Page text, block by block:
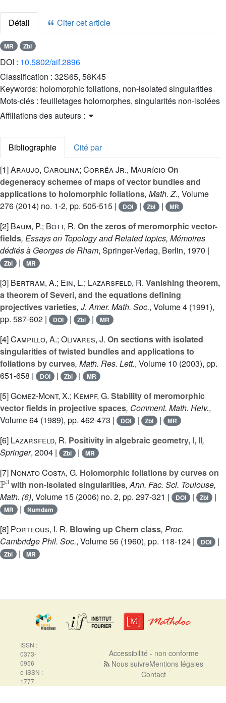
Détail Citer cet article
MR Zbl
DOI : 10.5802/aif.2896
Classification : 32S65, 58K45
Keywords: holomorphic foliations, non-isolated singularities
Mots-clés : feuilletages holomorphes, singularités non-isolées
Affiliations des auteurs :
Bibliographie
Cité par
[1]Araujo, Carolina; Corrêa Jr., MaurícioOn
degeneracy schemes of maps of vector bundles and
applications to holomorphic foliations, Math. Z., Volume
276 (2014) no. 1-2, pp. 505-515 | DOI | Zbl | MR
[2] Baum, P.; Bott, R. On the zeros of meromorphic vector-
fields, Essays on Topology and Related topics, Mémoires
dédiés à Georges de Rham, Springer-Verlag, Berlin, 1970 |
Zbl | MR
[3] Bertram, A.; Ein, L.; Lazarsfeld, R. Vanishing theorem,
a theorem of Severi, and the equations defining
projectives varieties, J. Amer. Math. Soc., Volume 4 (1991),
pp. 587-602 |
DOI | Zbl | MR
[4]Campillo, A.; Olivares, J. On sections with isolated
singularities of twisted bundles and applications to
foliations by curves, Math. Res. Lett., Volume 10 (2003), pp.
651-658 |
DOI | Zbl | MR
[5]Gomez-Mont, X.; Kempf, G. Stability of meromorphic
vector fields in projective spaces, Comment. Math. Helv.,
Volume 64 (1989), pp. 462-473 | DOI | Zbl | MR
[6] Lazarsfeld, R. Positivity in algebraic geometry, I, II,
Springer, 2004 | Zbl | MR
[7] Nonato Costa, G. Holomorphic foliations by curves on
ℙ3
with non-isolated singularities, Ann. Fac. Sci. Toulouse,
Math. (6), Volume 15 (2006) no. 2, pp. 297-321 | DOI | Zbl |
MR | Numdam
[8] Porteous, I. R. Blowing up Chern class, Proc.
Cambridge Phil. Soc., Volume 56 (1960), pp. 118-124 | DOI |
Zbl | MR
ISSN :
0373-
0956
e-ISSN :
1777-
Accessibilité - non conforme
Nous suivreMentions légales
Contact